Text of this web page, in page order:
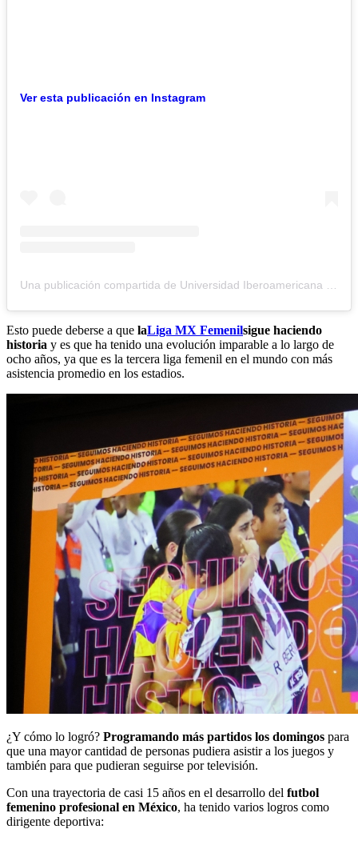
Ver esta publicación en Instagram
Esto puede deberse a que laLiga MX Femenilsigue haciendo
historia y es que ha tenido una evolución imparable a lo largo de
ocho años, ya que es la tercera liga femenil en el mundo con más
asistencia promedio en los estadios.
¿Y cómo lo logró? Programando más partidos los domingos para
que una mayor cantidad de personas pudiera asistir a los juegos y
también para que pudieran seguirse por televisión.
Con una trayectoria de casi 15 años en el desarrollo del futbol
femenino profesional en México, ha tenido varios logros como
dirigente deportiva: